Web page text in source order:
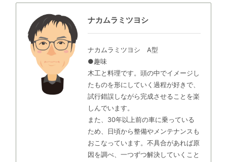
ナカムラミツヨシ
ナカムラミツヨシ A型
●趣味
木工と料理です。頭の中でイメージし
たものを形にしていく過程が好きで、
試行錯誤しながら完成させることを楽
しんでいます。
また、30年以上前の車に乗っている
ため、日頃から整備やメンテナンスも
おこなっています。不具合があれば原
因を調べ、一つずつ解決していくこと